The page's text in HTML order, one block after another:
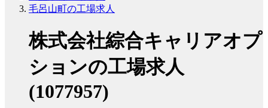
毛呂山町の工場求人
株式会社綜合キャリアオプ
ションの工場求人
(1077957)